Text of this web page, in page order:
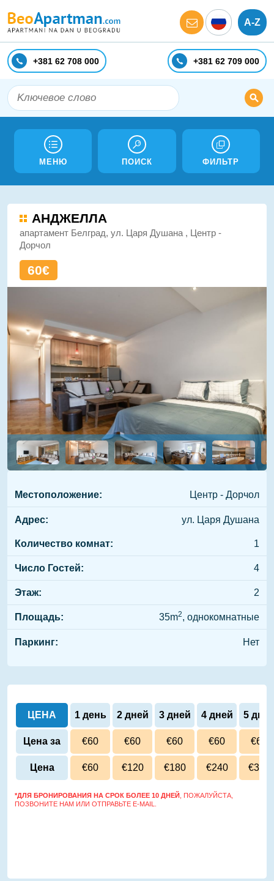
A-Z
+381 62 708 000 +381 62 709 000
МЕНЮ ПОИСК ФИЛЬТР
АНДЖЕЛЛA
апартамент Белград, ул. Царя Душана , Центр -
Дорчол
60€
Местоположение: Центр - Дорчол
Адрес: ул. Царя Душана
Количество комнат: 1
Число Гостей: 4
Этаж: 2
Площадь: 35m2, однокомнатные
Паркинг: Нет
ЦЕНА 1 день 2 дней 3 дней 4 дней 5
Цена за
сутки
€60 €60 €60 €60 €60
Цена €60 €120 €180 €240 €300
*ДЛЯ БРОНИРОВАНИЯ НА СРОК БОЛЕЕ 10 ДНЕЙ , ПОЖАЛУЙСТА,
ПОЗВОНИТЕ НАМ ИЛИ ОТПРАВЬТЕ E-MAIL.